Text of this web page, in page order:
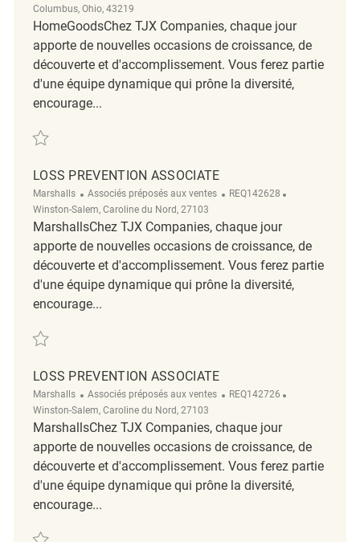
Columbus, Ohio, 43219
HomeGoodsChez TJX Companies, chaque jour
apporte de nouvelles occasions de croissance, de
découverte et d'accomplissement. Vous ferez partie
d'une équipe dynamique qui prône la diversité,
encourage...
Sauvegarder Loss Prevention Associate II REQ139976
LOSS PREVENTION ASSOCIATE
Marshalls Catégorie
Associés préposés aux ventes ReqId
REQ142628
Winston-Salem, Caroline du Nord, 27103
MarshallsChez TJX Companies, chaque jour
apporte de nouvelles occasions de croissance, de
découverte et d'accomplissement. Vous ferez partie
d'une équipe dynamique qui prône la diversité,
encourage...
Sauvegarder loss prevention associate REQ142628
LOSS PREVENTION ASSOCIATE
Marshalls Catégorie
Associés préposés aux ventes ReqId
REQ142726
Winston-Salem, Caroline du Nord, 27103
MarshallsChez TJX Companies, chaque jour
apporte de nouvelles occasions de croissance, de
découverte et d'accomplissement. Vous ferez partie
d'une équipe dynamique qui prône la diversité,
encourage...
Sauvegarder loss prevention associate REQ142726